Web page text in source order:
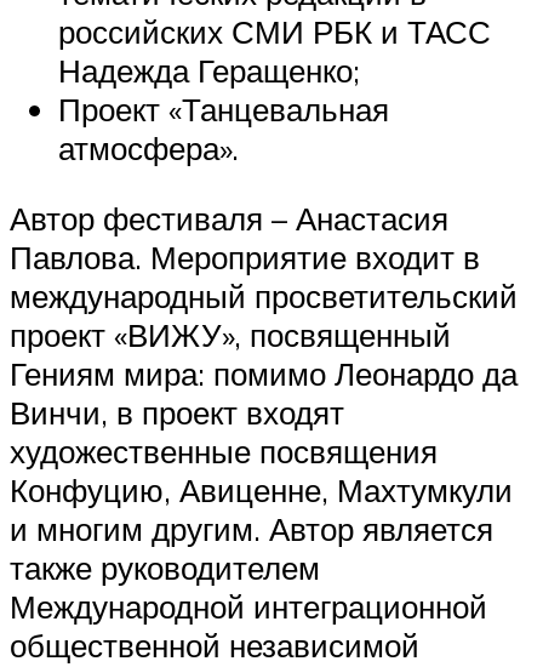
российских СМИ РБК и ТАСС
Надежда Геращенко;
Проект «Танцевальная
атмосфера».
Автор фестиваля – Анастасия
Павлова. Мероприятие входит в
международный просветительский
проект «ВИЖУ», посвященный
Гениям мира: помимо Леонардо да
Винчи, в проект входят
художественные посвящения
Конфуцию, Авиценне, Махтумкули
и многим другим. Автор является
также руководителем
Международной интеграционной
общественной независимой